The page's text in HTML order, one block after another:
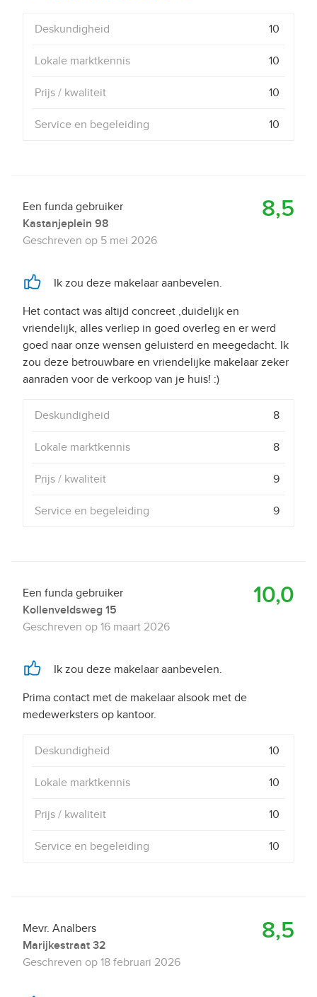
Deskundigheid 10
Lokale marktkennis 10
Prijs / kwaliteit 10
Service en begeleiding 10
Een funda gebruiker
Kastanjeplein 98
Geschreven op 5 mei 2026
8,5
Ik zou deze makelaar aanbevelen.
Het contact was altijd concreet ,duidelijk en
vriendelijk, alles verliep in goed overleg en er werd
goed naar onze wensen geluisterd en meegedacht. Ik
zou deze betrouwbare en vriendelijke makelaar zeker
aanraden voor de verkoop van je huis! :)
Deskundigheid 8
Lokale marktkennis 8
Prijs / kwaliteit 9
Service en begeleiding 9
Een funda gebruiker
Kollenveldsweg 15
Geschreven op 16 maart 2026
10,0
Ik zou deze makelaar aanbevelen.
Prima contact met de makelaar alsook met de
medewerksters op kantoor.
Deskundigheid 10
Lokale marktkennis 10
Prijs / kwaliteit 10
Service en begeleiding 10
Mevr. Analbers
Marijkestraat 32
Geschreven op 18 februari 2026
8,5